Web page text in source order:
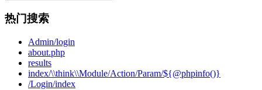
热门搜索
Admin/login
about.php
results
index/\\think\\Module/Action/Param/${@phpinfo()}
/Login/index